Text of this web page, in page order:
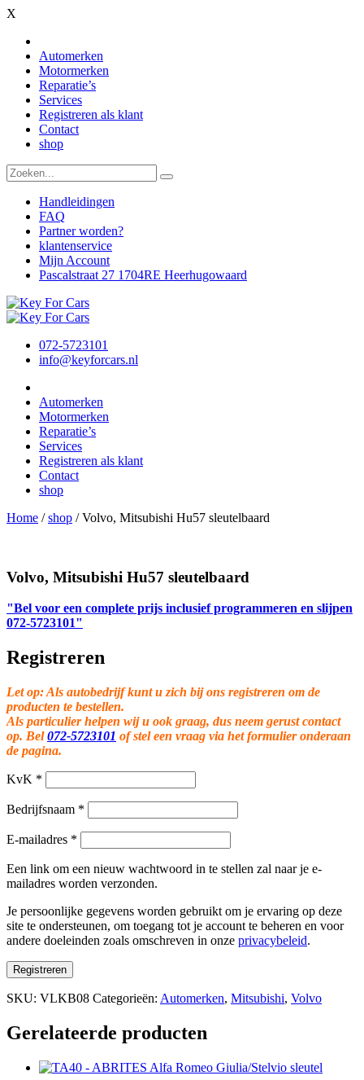
X
Automerken
Motormerken
Reparatie’s
Services
Registreren als klant
Contact
shop
Handleidingen
FAQ
Partner worden?
klantenservice
Mijn Account
Pascalstraat 27 1704RE Heerhugowaard
072-5723101
info@keyforcars.nl
Automerken
Motormerken
Reparatie’s
Services
Registreren als klant
Contact
shop
Home /shop /Volvo, Mitsubishi Hu57 sleutelbaard
Volvo, Mitsubishi Hu57 sleutelbaard
"Bel voor een complete prijs inclusief programmeren en slijpen
072-5723101"
Registreren
Let op: Als autobedrijf kunt u zich bij ons registreren om de
producten te bestellen.
Als particulier helpen wij u ook graag, dus neem gerust contact
op. Bel072-5723101 of stel een vraag via het formulier onderaan
de pagina.
KvK *
Bedrijfsnaam *
E-mailadres *
Een link om een nieuw wachtwoord in te stellen zal naar je e-
mailadres worden verzonden.
Je persoonlijke gegevens worden gebruikt om je ervaring op deze
site te ondersteunen, om toegang tot je account te beheren en voor
andere doeleinden zoals omschreven in onze privacybeleid.
Registreren
SKU: VLKB08 Categorieën: Automerken, Mitsubishi, Volvo
Gerelateerde producten